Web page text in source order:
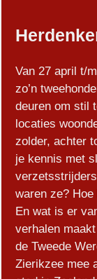
Van 27 april t/
zo’n
deuren om stil
locaties
zolder, achter
je kennis met
waren ze?
En wat is er
verhalen
de Tweede
Zierikzee mee